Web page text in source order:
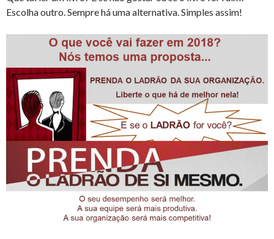
Escolha outro. Sempre há uma alternativa. Simples assim!